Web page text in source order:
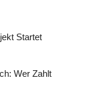
Startet
Wer Zahlt